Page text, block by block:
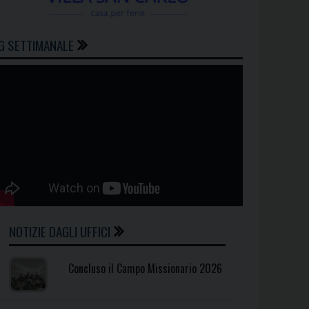
SETTIMANALE
NOTIZIE DAGLI UFFICI
Concluso il Campo Missionario 2026